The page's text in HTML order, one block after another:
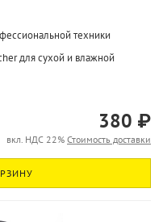
техники
для сухой и влажной
380 ₽
вкл. НДС 22% Стоимость доставки